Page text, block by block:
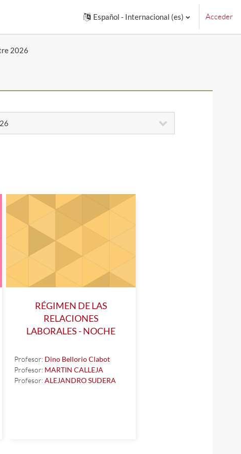
Español - Internacional ‎(es)‎ Acceder
2026
RÉGIMEN DE LAS
RELACIONES
LABORALES - NOCHE
Profesor: Dino Bellorio Clabot
Profesor: MARTIN CALLEJA
Profesor:ALEJANDRO SUDERA